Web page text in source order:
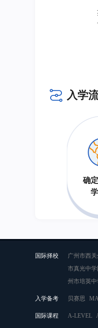
入学
确
国际择校 广州市西
市真光中
州市培英
入学备考 贝赛思
国际课程 A-LEVEL